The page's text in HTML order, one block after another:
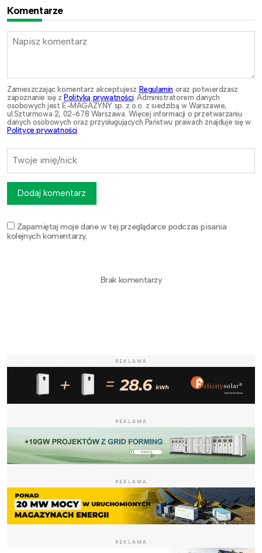
Komentarze
Zamieszczając komentarz akceptujesz Regulamin oraz potwierdzasz
zapoznanie się zPolityką prywatności . Administratorem danych
osobowych jest E-MAGAZYNY sp. z o.o. z siedzibą w Warszawie,
ul.Szturmowa 2, 02-678 Warszawa. Więcej informacji o przetwarzaniu
danych osobowych oraz przysługujących Państwu prawach znajduje się w
Polityce prywatności
Zapamiętaj moje dane w tej przeglądarce podczas pisania
kolejnych komentarzy.
Dodaj komentarz
Brak komentarzy
REKLAMA
REKLAMA
REKLAMA
REKLAMA